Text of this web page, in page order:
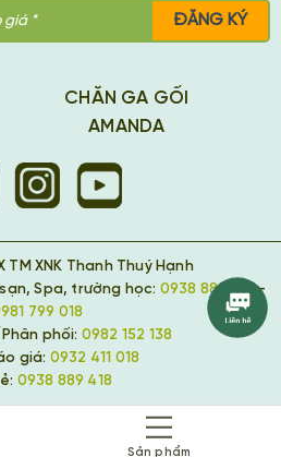
Sản phẩm
ĐĂNG KÝ
CHĂN GA GỐI
AMANDA
TM XNK Thanh Thuý Hạnh
Spa, trường học: 0938 889 418 -
799 018
phối: 0982 152 138
giá: 0932 411 018
0938 889 418